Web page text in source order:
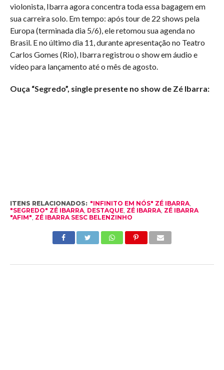
violonista, Ibarra agora concentra toda essa bagagem em
sua carreira solo. Em tempo: após tour de 22 shows pela
Europa (terminada dia 5/6), ele retomou sua agenda no
Brasil. E no último dia 11, durante apresentação no Teatro
Carlos Gomes (Rio), Ibarra registrou o show em áudio e
vídeo para lançamento até o mês de agosto.
Ouça “Segredo”, single presente no show de Zé Ibarra:
ITENS RELACIONADOS: "INFINITO EM NÓS" ZÉ IBARRA,
"SEGREDO" ZÉ IBARRA, DESTAQUE, ZÉ IBARRA, ZÉ IBARRA
"AFIM", ZÉ IBARRA SESC BELENZINHO